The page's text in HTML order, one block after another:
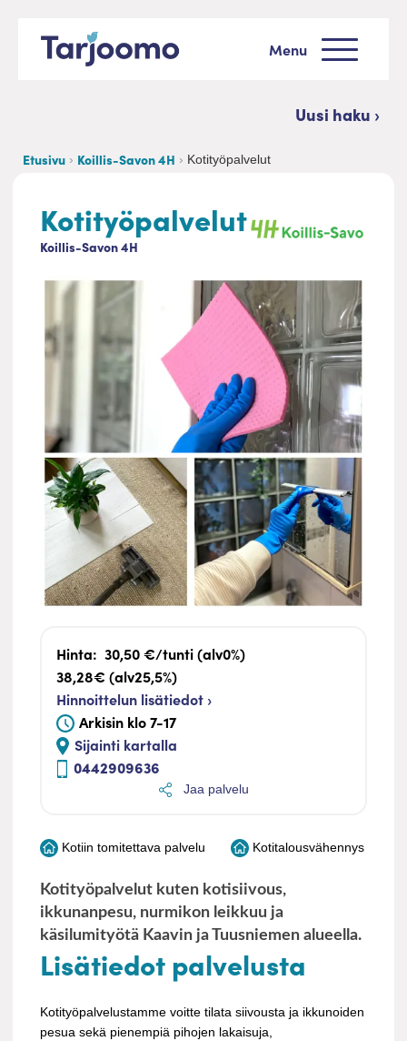
Siirry sisältöön
Menu
Uusi haku ›
Etusivu Koillis-Savon 4H Kotityöpalvelut
Kotityöpalvelut
Koillis-Savon 4H
Hinta: 30,50 €/tunti (alv0%)
38,28€ (alv25,5%)
Hinnoittelun lisätiedot ›
Arkisin klo 7-17
Sijainti kartalla
0442909636
Jaa palvelu
Kotiin tomitettava palvelu Kotitalousvähennys
Kotityöpalvelut kuten kotisiivous,
ikkunanpesu, nurmikon leikkuu ja
käsilumityötä Kaavin ja Tuusniemen alueella.
Lisätiedot palvelusta
Kotityöpalvelustamme voitte tilata siivousta ja ikkunoiden
pesua sekä pienempiä pihojen lakaisuja,